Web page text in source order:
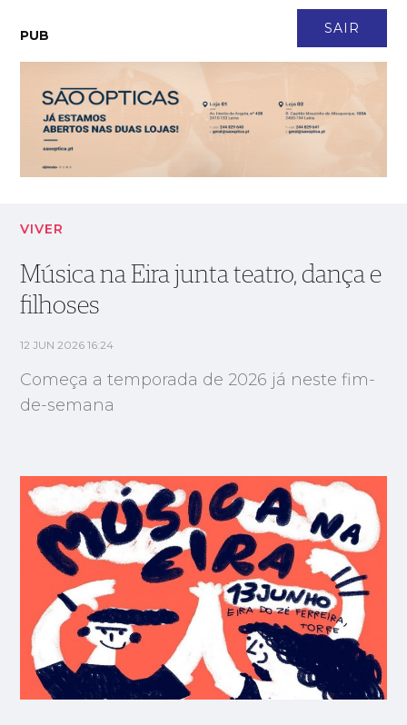
SAIR
PUB
Música na Eira junta teatro, dança e filhoses
VIVER
Música na Eira junta teatro, dança e
filhoses
12 JUN 2026 16:24
Começa a temporada de 2026 já neste fim-
de-semana